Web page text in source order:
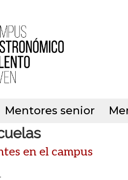
Mentores senior
en el campus